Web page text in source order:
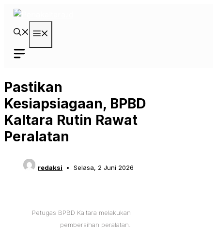
Langsung
Pastikan
Kesiapsiagaan, BPBD
Kaltara Rutin Rawat
Peralatan
redaksi Selasa, 2 Juni 2026
Petugas BPBD Kaltara melakukan
pembersihan peralatan.